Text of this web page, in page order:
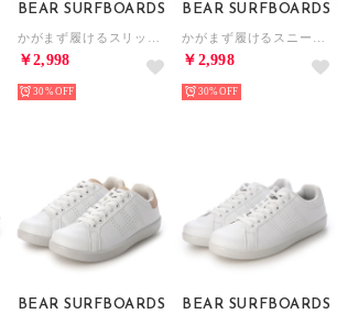
BEAR SURFBOARDS
かがまず履けるスリッポン （GRAY）
￥2,998
30%
BEAR SURFBOARDS
かがまず履けるスニーカー （BLK）
￥2,998
30%
BEAR SURFBOARDS BEAR SURFBOARDS